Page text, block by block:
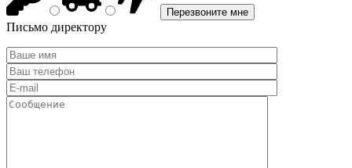
Письмо директору